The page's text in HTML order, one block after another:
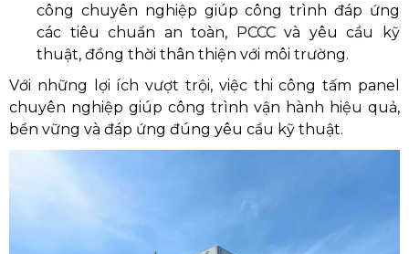
công chuyên nghiệp giúp công trình đáp ứng
các tiêu chuẩn an toàn, PCCC và yêu cầu kỹ
thuật, đồng thời thân thiện với môi trường.
Với những lợi ích vượt trội, việc thi công tấm panel
chuyên nghiệp giúp công trình vận hành hiệu quả,
bền vững và đáp ứng đúng yêu cầu kỹ thuật.